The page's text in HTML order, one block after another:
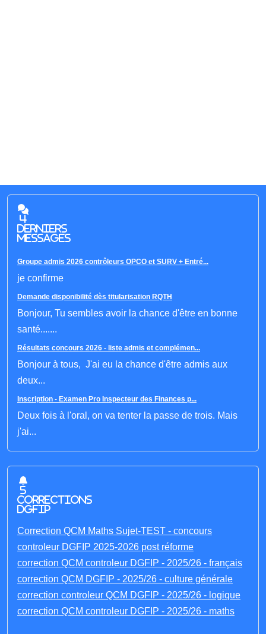
4
derniers
messages
Groupe admis 2026 contrôleurs OPCO et SURV + Entré...
je confirme
Demande disponibilité dès titularisation RQTH
Bonjour, Tu sembles avoir la chance d'être en bonne
santé.......
Résultats concours 2026 - liste admis et complémen...
Bonjour à tous, J'ai eu la chance d'être admis aux
deux...
Inscription - Examen Pro Inspecteur des Finances p...
Deux fois à l'oral, on va tenter la passe de trois. Mais
j'ai...
5
corrections
DGFIP
Correction QCM Maths Sujet-TEST - concours
controleur DGFIP 2025-2026 post réforme
correction QCM controleur DGFIP - 2025/26 - français
correction QCM DGFIP - 2025/26 - culture générale
correction controleur QCM DGFIP - 2025/26 - logique
correction QCM controleur DGFIP - 2025/26 - maths